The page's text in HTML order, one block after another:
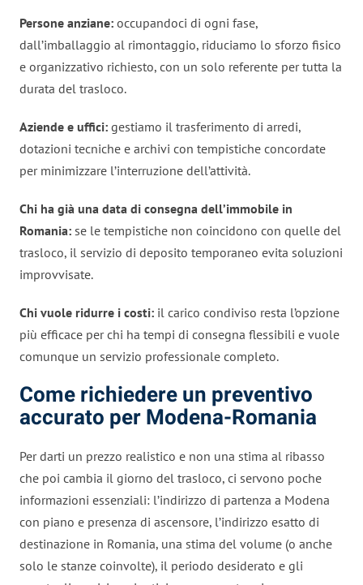
Persone anziane: occupandoci di ogni fase,
dall’imballaggio al rimontaggio, riduciamo lo sforzo fisico
e organizzativo richiesto, con un solo referente per tutta la
durata del trasloco.
Aziende e uffici: gestiamo il trasferimento di arredi,
dotazioni tecniche e archivi con tempistiche concordate
per minimizzare l’interruzione dell’attività.
Chi ha già una data di consegna dell’immobile in
Romania: se le tempistiche non coincidono con quelle del
trasloco, il servizio di deposito temporaneo evita soluzioni
improvvisate.
Chi vuole ridurre i costi: il carico condiviso resta l’opzione
più efficace per chi ha tempi di consegna flessibili e vuole
comunque un servizio professionale completo.
Come richiedere un preventivo
accurato per Modena-Romania
Per darti un prezzo realistico e non una stima al ribasso
che poi cambia il giorno del trasloco, ci servono poche
informazioni essenziali: l’indirizzo di partenza a Modena
con piano e presenza di ascensore, l’indirizzo esatto di
destinazione in Romania, una stima del volume (o anche
solo le stanze coinvolte), il periodo desiderato e gli